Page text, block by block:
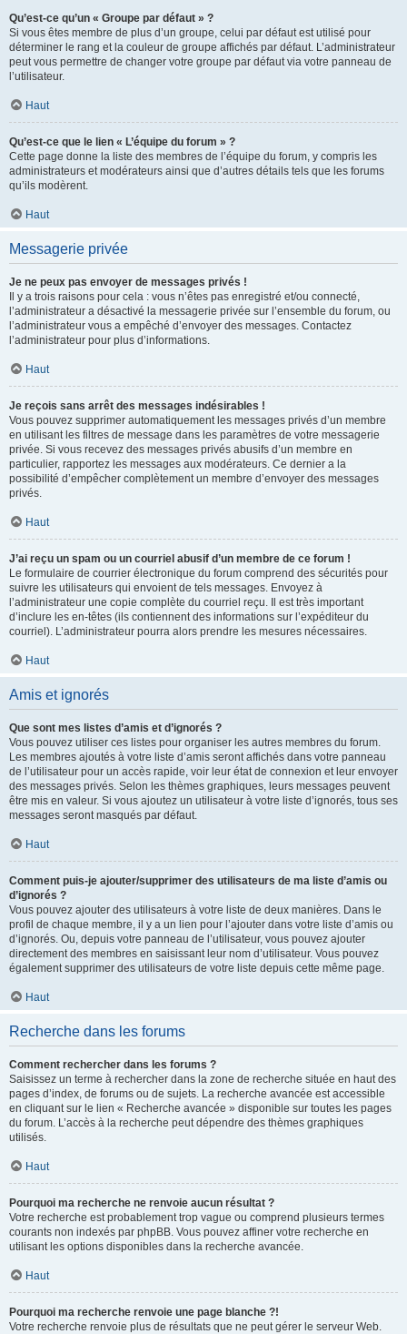
Qu’est-ce qu’un « Groupe par défaut » ?
Si vous êtes membre de plus d’un groupe, celui par défaut est utilisé pour
déterminer le rang et la couleur de groupe affichés par défaut. L’administrateur
peut vous permettre de changer votre groupe par défaut via votre panneau de
l’utilisateur.
Haut
Qu’est-ce que le lien « L’équipe du forum » ?
Cette page donne la liste des membres de l’équipe du forum, y compris les
administrateurs et modérateurs ainsi que d’autres détails tels que les forums
qu’ils modèrent.
Haut
Messagerie privée
Je ne peux pas envoyer de messages privés !
Il y a trois raisons pour cela : vous n’êtes pas enregistré et/ou connecté,
l’administrateur a désactivé la messagerie privée sur l’ensemble du forum, ou
l’administrateur vous a empêché d’envoyer des messages. Contactez
l’administrateur pour plus d’informations.
Haut
Je reçois sans arrêt des messages indésirables !
Vous pouvez supprimer automatiquement les messages privés d’un membre
en utilisant les filtres de message dans les paramètres de votre messagerie
privée. Si vous recevez des messages privés abusifs d’un membre en
particulier, rapportez les messages aux modérateurs. Ce dernier a la
possibilité d’empêcher complètement un membre d’envoyer des messages
privés.
Haut
J’ai reçu un spam ou un courriel abusif d’un membre de ce forum !
Le formulaire de courrier électronique du forum comprend des sécurités pour
suivre les utilisateurs qui envoient de tels messages. Envoyez à
l’administrateur une copie complète du courriel reçu. Il est très important
d’inclure les en-têtes (ils contiennent des informations sur l’expéditeur du
courriel). L’administrateur pourra alors prendre les mesures nécessaires.
Haut
Amis et ignorés
Que sont mes listes d’amis et d’ignorés ?
Vous pouvez utiliser ces listes pour organiser les autres membres du forum.
Les membres ajoutés à votre liste d’amis seront affichés dans votre panneau
de l’utilisateur pour un accès rapide, voir leur état de connexion et leur envoyer
des messages privés. Selon les thèmes graphiques, leurs messages peuvent
être mis en valeur. Si vous ajoutez un utilisateur à votre liste d’ignorés, tous ses
messages seront masqués par défaut.
Haut
Comment puis-je ajouter/supprimer des utilisateurs de ma liste d’amis ou
d’ignorés ?
Vous pouvez ajouter des utilisateurs à votre liste de deux manières. Dans le
profil de chaque membre, il y a un lien pour l’ajouter dans votre liste d’amis ou
d’ignorés. Ou, depuis votre panneau de l’utilisateur, vous pouvez ajouter
directement des membres en saisissant leur nom d’utilisateur. Vous pouvez
également supprimer des utilisateurs de votre liste depuis cette même page.
Haut
Recherche dans les forums
Comment rechercher dans les forums ?
Saisissez un terme à rechercher dans la zone de recherche située en haut des
pages d’index, de forums ou de sujets. La recherche avancée est accessible
en cliquant sur le lien « Recherche avancée » disponible sur toutes les pages
du forum. L’accès à la recherche peut dépendre des thèmes graphiques
utilisés.
Haut
Pourquoi ma recherche ne renvoie aucun résultat ?
Votre recherche est probablement trop vague ou comprend plusieurs termes
courants non indexés par phpBB. Vous pouvez affiner votre recherche en
utilisant les options disponibles dans la recherche avancée.
Haut
Pourquoi ma recherche renvoie une page blanche ?!
Votre recherche renvoie plus de résultats que ne peut gérer le serveur Web.